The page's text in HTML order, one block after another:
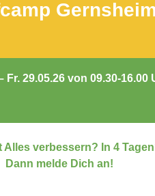
Fr. 29.05.26 von 09.30-16.00
Alles verbessern? In 4
Dann melde Dich an!